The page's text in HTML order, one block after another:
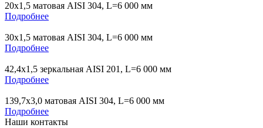
20х1,5 матовая AISI 304, L=6 000 мм
Подробнее
30х1,5 матовая AISI 304, L=6 000 мм
Подробнее
42,4х1,5 зеркальная AISI 201, L=6 000 мм
Подробнее
139,7х3,0 матовая AISI 304, L=6 000 мм
Подробнее
Наши контакты